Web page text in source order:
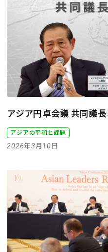
アジア円卓会議 共同議
アジアの平和と課題
2026年3月10日